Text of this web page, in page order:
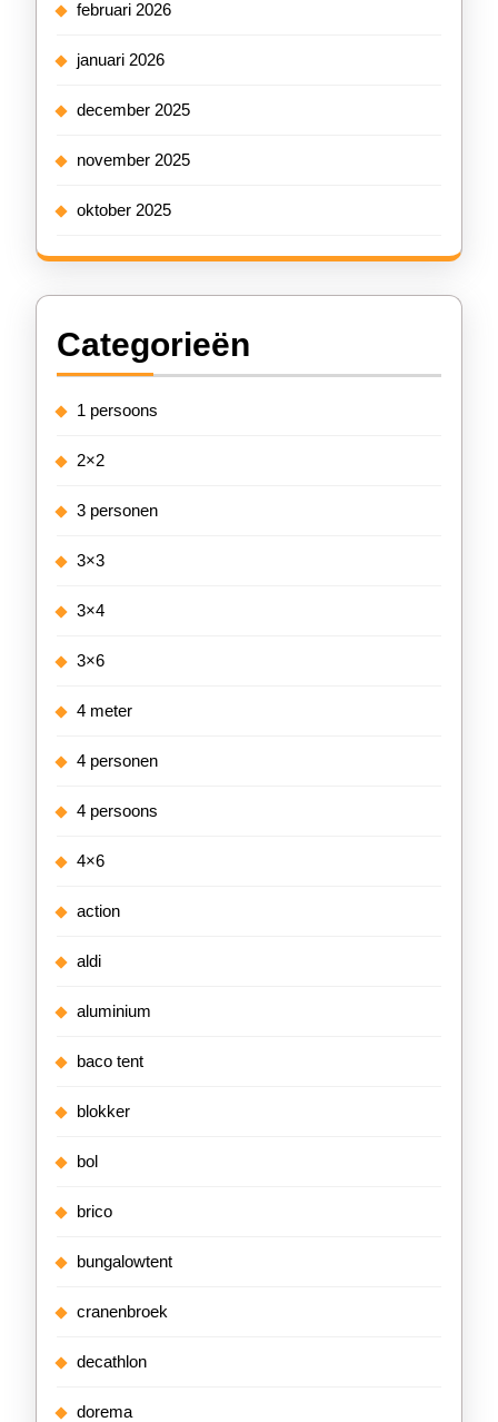
februari 2026
januari 2026
december 2025
november 2025
oktober 2025
Categorieën
1 persoons
2×2
3 personen
3×3
3×4
3×6
4 meter
4 personen
4 persoons
4×6
action
aldi
aluminium
baco tent
blokker
bol
brico
bungalowtent
cranenbroek
decathlon
dorema